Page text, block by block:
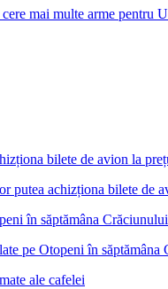
mai multe arme pentru
putea achizționa bilete de
pe Otopeni în
ale cafelei